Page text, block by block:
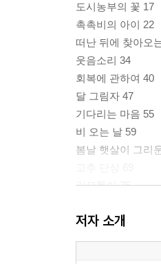
도시농부의 꽃 17
촉촉비의 아이 22
떠난 뒤에 찾아오
웃음소리 34
회복에 관하여 40
달 그림자 47
기다리는 마음 55
비 오는 날 59
봄날 햇살이 그리
길모퉁이 75
가을에 부치는 편지
두 번 담는 마음 91
저자 소개